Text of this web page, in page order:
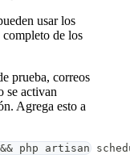
usar los
de los
prueba, correos
se activan
Agrega esto a
php artisan